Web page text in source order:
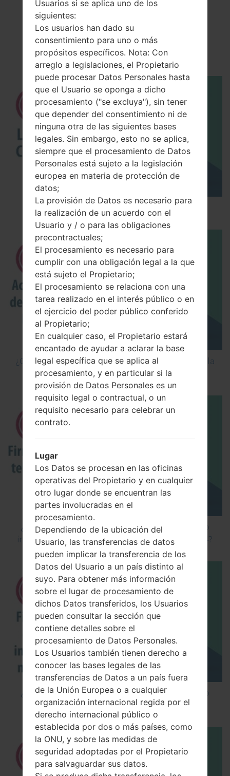
El vídeo
LGA165A(LGA165A)
Los 5 principales Códigos Secretos para LG!
¿Cómo Activar las Opciones de Desarrollador y la
Depuración USB en LG?
¿Cómo instalar Firmware Oficial en el teléfono
inteligente de LG mediante LG Flash Tool 2014?
¿Cómo instalar Firmware Oficial en el teléfono
inteligente de LG mediante LG UP?
Usuarios si se aplica uno de los
siguientes:
Los usuarios han dado su
consentimiento para uno o más
propósitos específicos. Nota: Con
arreglo a legislaciones, el Propietario
puede procesar Datos Personales hasta
que el Usuario se oponga a dicho
procesamiento ("se excluya"), sin tener
que depender del consentimiento ni de
ninguna otra de las siguientes bases
legales. Sin embargo, esto no se aplica,
siempre que el procesamiento de Datos
Personales está sujeto a la legislación
europea en materia de protección de
datos;
La provisión de Datos es necesario para
la realización de un acuerdo con el
Usuario y / o para las obligaciones
precontractuales;
El procesamiento es necesario para
cumplir con una obligación legal a la que
está sujeto el Propietario;
El procesamiento se relaciona con una
tarea realizado en el interés público o en
el ejercicio del poder público conferido
al Propietario;
En cualquier caso, el Propietario estará
encantado de ayudar a aclarar la base
legal específica que se aplica al
procesamiento, y en particular si la
provisión de Datos Personales es un
requisito legal o contractual, o un
requisito necesario para celebrar un
contrato.
Lugar
Los Datos se procesan en las oficinas
operativas del Propietario y en cualquier
otro lugar donde se encuentran las
partes involucradas en el
procesamiento.
Dependiendo de la ubicación del
Usuario, las transferencias de datos
pueden implicar la transferencia de los
Datos del Usuario a un país distinto al
suyo. Para obtener más información
sobre el lugar de procesamiento de
dichos Datos transferidos, los Usuarios
pueden consultar la sección que
contiene detalles sobre el
procesamiento de Datos Personales.
Los Usuarios también tienen derecho a
conocer las bases legales de las
transferencias de Datos a un país fuera
de la Unión Europea o a cualquier
organización internacional regida por el
derecho internacional público o
establecida por dos o más países, como
la ONU, y sobre las medidas de
seguridad adoptadas por el Propietario
para salvaguardar sus datos.